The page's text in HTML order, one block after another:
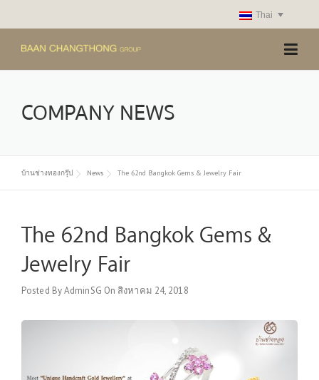
Thai
COMPANY NEWS
บ้านช่างทองกรุ๊ป News The 62nd Bangkok Gems & Jewelry Fair
The 62nd Bangkok Gems &
Jewelry Fair
Posted ByAdminSG On สิงหาคม 24, 2018